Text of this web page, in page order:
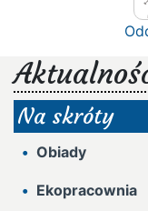
Na skróty
Obiady
Ekopracownia